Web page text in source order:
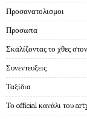
Προσανατολισμοι
Προσωπα
Σκαλίζοντας το χθες
Συνεντευξεις
Ταξίδια
Το official κανάλι του